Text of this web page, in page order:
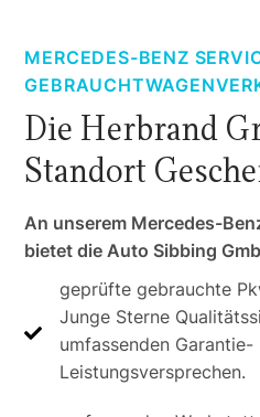
MERCEDES-BENZ
Die Herbrand
Standort
An unserem Mercedes-
bietet die Auto Sibbing
geprüfte gebrauchte
Junge Sterne
umfassenden Garantie-
Leistungsversprechen.